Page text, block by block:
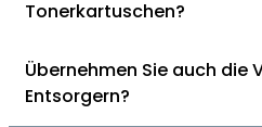
Tonerkartuschen?
Übernehmen Sie auch die
Entsorgern?